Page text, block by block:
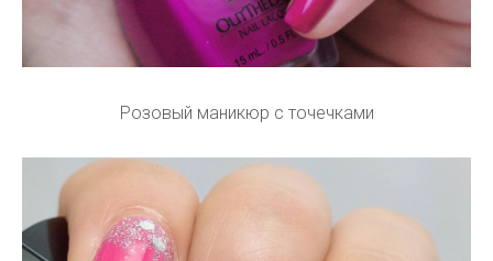
Розовый маникюр с точечками